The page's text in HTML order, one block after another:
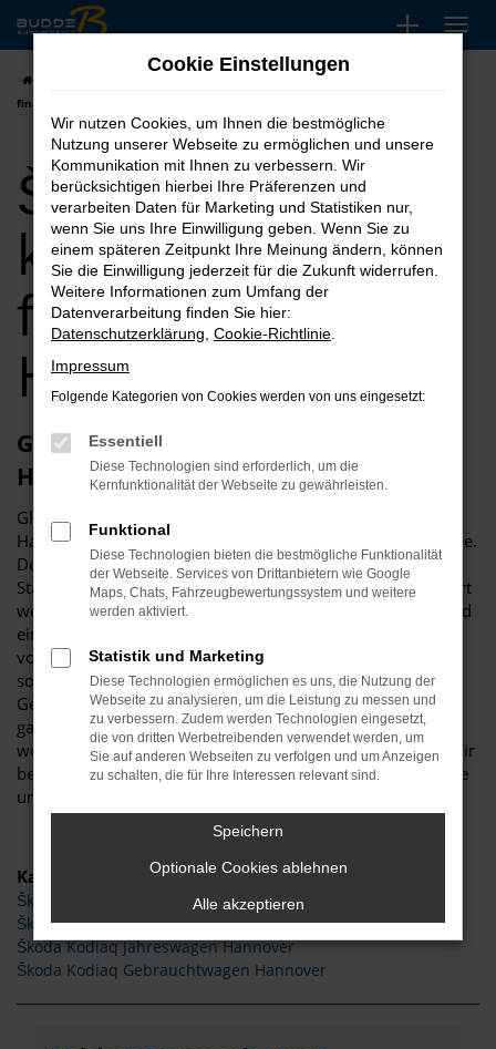
Zum
Hauptinhalt
springen
Škoda Kodiaq kaufen, leasen,
finanzieren für Hannover
Škoda Kodiaq
kaufen, leasen,
finanzieren für
Hannover
Glückwunsch zum Škoda Kodiaq in
Hannover
Glückwunsch: der Škoda Kodiaq passt perfekt nach
Hannover und ist ganz sicher das passende Fahrzeug für Sie.
Der Vorteil dieses Modells besteht darin, dass sowohl der
Stadtverkehr als auch längere Strecken souverän gemeistert
werden. Hinzu kommt eine herausragende Ausstattung und
eine enorme Effizienz hinsichtlich der Motorisierung. Wir
von Budde Automobile bieten Ihnen den Škoda Kodiaq
sowohl als Neuwagen als auch als EU-Import sowie als
Gebraucht- oder Jahreswagen. Entsprechend haben Sie die
ganz große Auswahl und entscheiden komplett selbst, mit
welchem Modell Sie fortan in Hannover unterwegs sind. Wir
beraten Sie gerne und stehen Ihnen für all Ihre Fragen Rede
und Antwort.
Kategorie
Škoda Kodiaq Tageszulassung Hannover
Škoda Kodiaq Hannover
Škoda Kodiaq Jahreswagen Hannover
Škoda Kodiaq Gebrauchtwagen Hannover
Cookie Einstellungen
Wir nutzen Cookies, um Ihnen die bestmögliche
Nutzung unserer Webseite zu ermöglichen und unsere
Kommunikation mit Ihnen zu verbessern. Wir
berücksichtigen hierbei Ihre Präferenzen und
verarbeiten Daten für Marketing und Statistiken nur,
wenn Sie uns Ihre Einwilligung geben. Wenn Sie zu
einem späteren Zeitpunkt Ihre Meinung ändern, können
Sie die Einwilligung jederzeit für die Zukunft widerrufen.
Weitere Informationen zum Umfang der
Datenverarbeitung finden Sie hier:
Datenschutzerklärung Cookie-Richtlinie
Impressum
Folgende Kategorien von Cookies werden von uns eingesetzt:
Essentiell
Diese Technologien sind erforderlich, um die
Kernfunktionalität der Webseite zu gewährleisten.
Funktional
Diese Technologien bieten die bestmögliche Funktionalität
der Webseite. Services von Drittanbietern wie Google
Maps, Chats, Fahrzeugbewertungssystem und weitere
werden aktiviert.
Statistik und Marketing
Diese Technologien ermöglichen es uns, die Nutzung der
Webseite zu analysieren, um die Leistung zu messen und
zu verbessern. Zudem werden Technologien eingesetzt,
die von dritten Werbetreibenden verwendet werden, um
Sie auf anderen Webseiten zu verfolgen und um Anzeigen
zu schalten, die für Ihre Interessen relevant sind.
Speichern
Optionale Cookies ablehnen
Alle akzeptieren